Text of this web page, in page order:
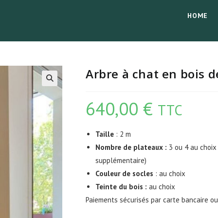
HOME
Arbre à chat en bois
640,00 € TTC
Taille : 2 m
Nombre de plateaux : 3 ou 4 au
supplémentaire)
Couleur de socles : au choix
Teinte du bois : au choix
Paiements sécurisés par carte bancaire